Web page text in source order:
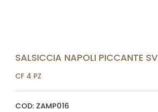
SALSICCIA NAPOLI PICCANTE SV
CF 4 PZ
COD: ZAMP016